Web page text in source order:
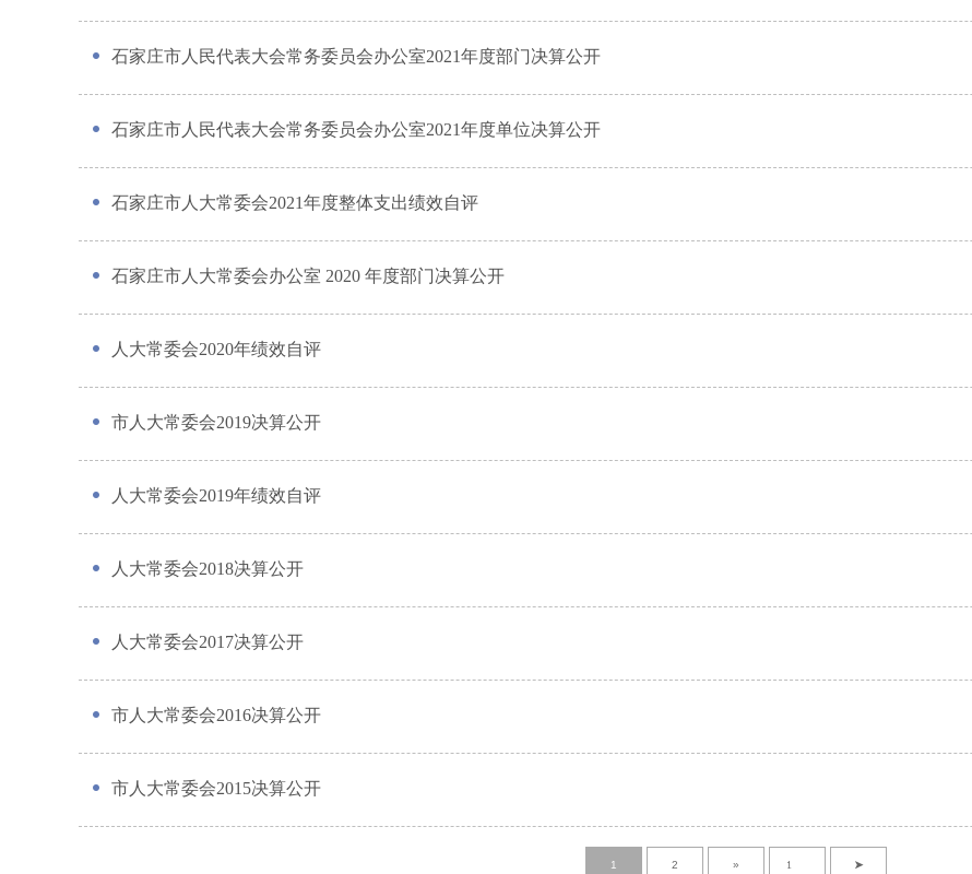
石家庄市人民代表大会常务委员会办公室2021年度部门决算公开
石家庄市人民代表大会常务委员会办公室2021年度单位决算公开
石家庄市人大常委会2021年度整体支出绩效自评
石家庄市人大常委会办公室 2020 年度部门决算公开
人大常委会2020年绩效自评
市人大常委会2019决算公开
人大常委会2019年绩效自评
人大常委会2018决算公开
人大常委会2017决算公开
市人大常委会2016决算公开
市人大常委会2015决算公开
1 2 » ➤